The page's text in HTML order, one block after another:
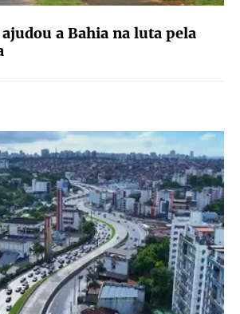
ajudou a Bahia na luta pela